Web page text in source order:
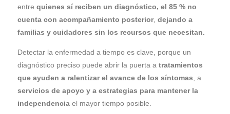
entre quienes sí reciben un diagnóstico, el 85 % no
cuenta con acompañamiento posterior, dejando a
familias y cuidadores sin los recursos que necesitan.
Detectar la enfermedad a tiempo es clave, porque un
diagnóstico preciso puede abrir la puerta a tratamientos
que ayuden a ralentizar el avance de los síntomas , a
servicios de apoyo y a estrategias para mantener la
independenciael mayor tiempo posible.